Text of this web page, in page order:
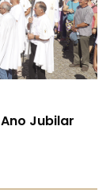
Jubilar